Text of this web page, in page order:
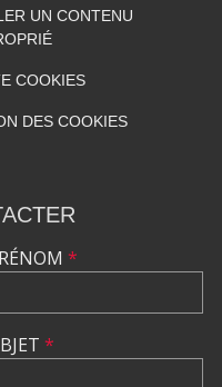
UN CONTENU
COOKIES
DES COOKIES
*
*